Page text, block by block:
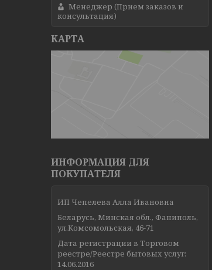
Менеджер (Прием заказов и
консультация)
КАРТА
ИНФОРМАЦИЯ ДЛЯ
ПОКУПАТЕЛЯ
ИП Чепелева Алла Ивановна
Беларусь, Минская обл., Фаниполь,
ул.Комсомольская, 46-71
Дата регистрации в Торговом
реестре/Реестре бытовых услуг:
14.06.2016